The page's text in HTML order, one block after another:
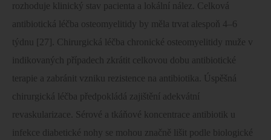
rozhoduje klinický stav pacienta a lokální nález. Celková
antibiotická léčba osteomyelitidy by měla trvat alespoň 4–6
týdnu [27]. Chirurgická léčba chronické osteomyelitidy muže v
indikovaných případech zkrátit celkovou dobu antibiotické
terapie a zabránit vzniku rezistence na antibiotika. Úspěšná
chirurgická léčba předpokládá zajištění adekvátní
revaskularizace. Sérové a tkáňové koncentrace antibiotik u
infekce diabetické nohy se mohou značně lišit podle biologické